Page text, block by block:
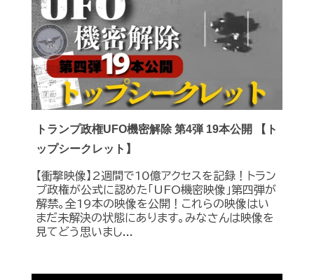
トランプ政権UFO機密解除 第4弾 19本公開 【ト
ップシークレット】
【衝撃映像】2週間で10億アクセスを記録！トラン
プ政権が公式に認めた｢UFO機密映像｣第四弾が
解禁。全19本の映像を公開！これらの映像はい
まだ未解決の状態にあります。みなさんは映像を
見てどう思いまし...